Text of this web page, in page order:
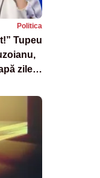
Politica
Tupeu
zile